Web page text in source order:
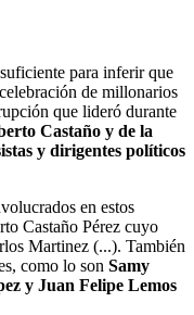
para inferir que
de millonarios
que lideró durante
Castaño y de la
y dirigentes políticos
en estos
Castaño Pérez cuyo
Martinez (...). También
como lo son Samy
y Juan Felipe Lemos